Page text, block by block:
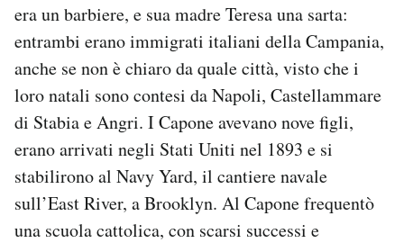
era un barbiere, e sua madre Teresa una sarta:
entrambi erano immigrati italiani della Campania,
anche se non è chiaro da quale città, visto che i
loro natali sono contesi da Napoli, Castellammare
di Stabia e Angri. I Capone avevano nove figli,
erano arrivati negli Stati Uniti nel 1893 e si
stabilirono al Navy Yard, il cantiere navale
sull’East River, a Brooklyn. Al Capone frequentò
una scuola cattolica, con scarsi successi e